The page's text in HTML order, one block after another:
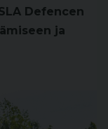
Defencen
ja